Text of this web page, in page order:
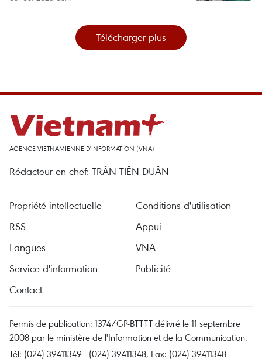
Télécharger plus
AGENCE VIETNAMIENNE D'INFORMATION (VNA)
Rédacteur en chef: TRÂN TIÊN DUÂN
Propriété intellectuelle
Conditions d'utilisation
RSS
Appui
Langues
VNA
Service d'information
Publicité
Contact
Permis de publication: 1374/GP-BTTTT délivré le 11 septembre
2008 par le ministère de l'Information et de la Communication.
Tél: (024) 39411349 - (024) 39411348, Fax: (024) 39411348